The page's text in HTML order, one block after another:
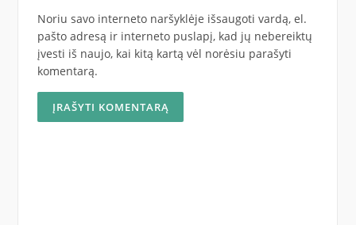
Noriu savo interneto naršyklėje išsaugoti vardą, el.
pašto adresą ir interneto puslapį, kad jų nebereiktų
įvesti iš naujo, kai kitą kartą vėl norėsiu parašyti
komentarą.